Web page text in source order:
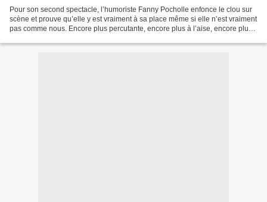
Pour son second spectacle, l’humoriste Fanny Pocholle enfonce le clou sur
scène et prouve qu’elle y est vraiment à sa place même si elle n’est vraiment
pas comme nous. Encore plus percutante, encore plus à l’aise, encore plus